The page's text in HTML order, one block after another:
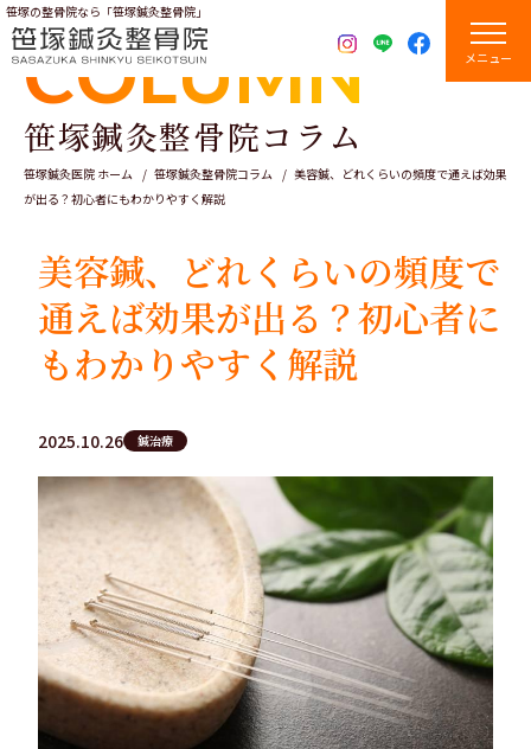
笹塚の整骨院なら「笹塚鍼灸整骨院」
メニュー
COLUMN
笹塚鍼灸整骨院コラム
笹塚鍼灸医院 ホーム 笹塚鍼灸整骨院コラム
美容鍼、どれくらいの頻度で通えば効果
が出る？初心者にもわかりやすく解説
美容鍼、どれくらいの頻度で
通えば効果が出る？初心者に
もわかりやすく解説
2025.10.26 鍼治療